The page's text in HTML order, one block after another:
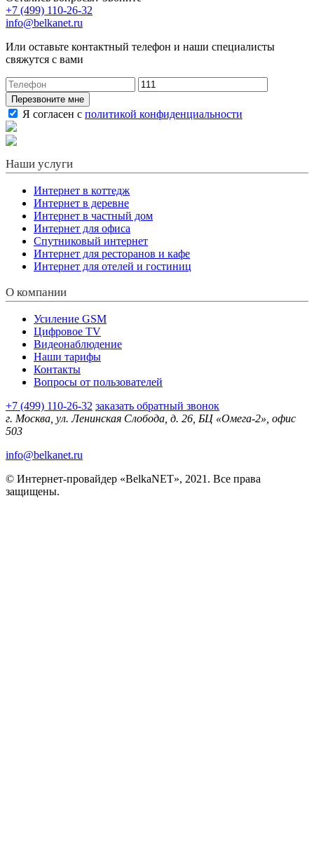
+7 (499) 110-26-32
info@belkanet.ru
Или оставьте контактный телефон и наши специалисты
свяжутся с вами
Перезвоните мне
Я согласен с политикой конфиденциальности
Наши услуги
Интернет в коттедж
Интернет в деревне
Интернет в частный дом
Интернет для офиса
Спутниковый интернет
Интернет для ресторанов и кафе
Интернет для отелей и гостиниц
О компании
Усиление GSM
Цифровое TV
Видеонаблюдение
Наши тарифы
Контакты
Вопросы от пользователей
+7 (499) 110-26-32 заказать обратный звонок
г. Москва, ул. Ленинская Слобода, д. 26, БЦ «Омега-2», офис
503
info@belkanet.ru
© Интернет-провайдер «BelkaNET», 2021. Все права
защищены.